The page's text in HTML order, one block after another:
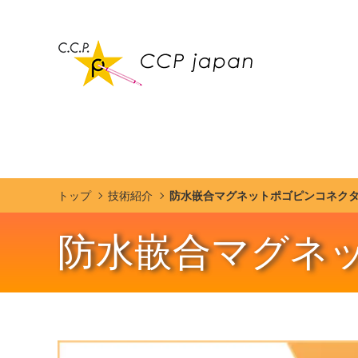
トップ 技術紹介 防水嵌合マグネットポゴピンコネク
防水嵌合マグネ